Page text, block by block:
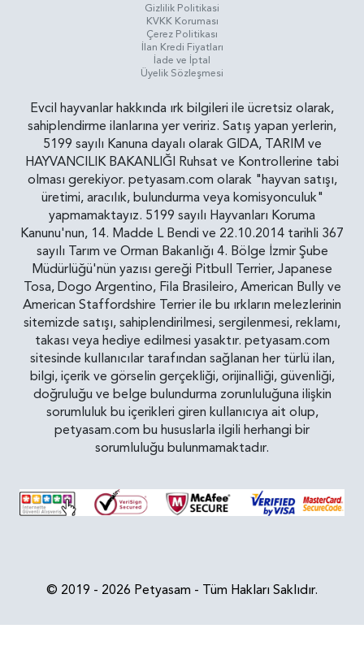
Gizlilik Politikasi
KVKK Koruması
Çerez Politikası
İlan Kredi Fiyatları
İade ve İptal
Üyelik Sözleşmesi
Evcil hayvanlar hakkında ırk bilgileri ile ücretsiz olarak,
sahiplendirme ilanlarına yer veririz. Satış yapan yerlerin,
5199 sayılı Kanuna dayalı olarak GIDA, TARIM ve
HAYVANCILIK BAKANLIĞI Ruhsat ve Kontrollerine tabi
olması gerekiyor. petyasam.com olarak "hayvan satışı,
üretimi, aracılık, bulundurma veya komisyonculuk"
yapmamaktayız. 5199 sayılı Hayvanları Koruma
Kanunu'nun, 14. Madde L Bendi ve 22.10.2014 tarihli 367
sayılı Tarım ve Orman Bakanlığı 4. Bölge İzmir Şube
Müdürlüğü'nün yazısı gereği Pitbull Terrier, Japanese
Tosa, Dogo Argentino, Fila Brasileiro, American Bully ve
American Staffordshire Terrier ile bu ırkların melezlerinin
sitemizde satışı, sahiplendirilmesi, sergilenmesi, reklamı,
takası veya hediye edilmesi yasaktır. petyasam.com
sitesinde kullanıcılar tarafından sağlanan her türlü ilan,
bilgi, içerik ve görselin gerçekliği, orijinalliği, güvenliği,
doğruluğu ve belge bulundurma zorunluluğuna ilişkin
sorumluluk bu içerikleri giren kullanıcıya ait olup,
petyasam.com bu hususlarla ilgili herhangi bir
sorumluluğu bulunmamaktadır.
© 2019 - 2026 Petyasam - Tüm Hakları Saklıdır.